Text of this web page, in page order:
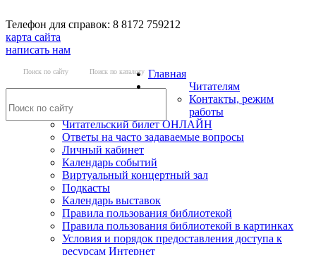
Телефон для справок: 8 8172 759212
карта сайта
написать нам
Поиск по сайту Поиск по каталогу Главная
Читателям
Контакты, режим
работы
Читательский билет ОНЛАЙН
Ответы на часто задаваемые вопросы
Личный кабинет
Календарь событий
Виртуальный концертный зал
Подкасты
Календарь выставок
Правила пользования библиотекой
Правила пользования библиотекой в картинках
Условия и порядок предоставления доступа к
ресурсам Интернет